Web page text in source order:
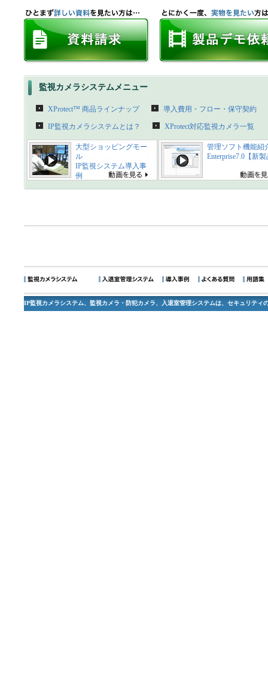
監視カメラシステムメニュー
XProtect™ 商品ラインナップ 導入費用・フロー・保守契約
IP監視カメラシステムとは？ XProtect対応監視カメラ一覧
大型ショッピングモー
ル
IP監視システム導入事
例
管理ソフト機能紹
Enterprise7.0【新
IP監視カメラシステム、監視カメラ・防犯カメラ、入退室管理システムは、セキュリティ